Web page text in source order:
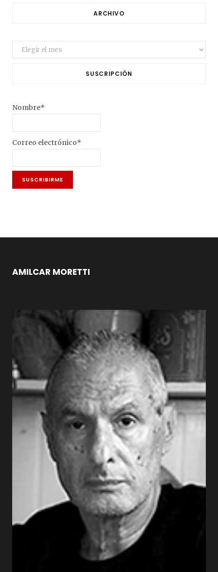
ARCHIVO
Archivo
SUSCRIPCIÓN
Nombre*
Correo electrónico*
AMILCAR MORETTI